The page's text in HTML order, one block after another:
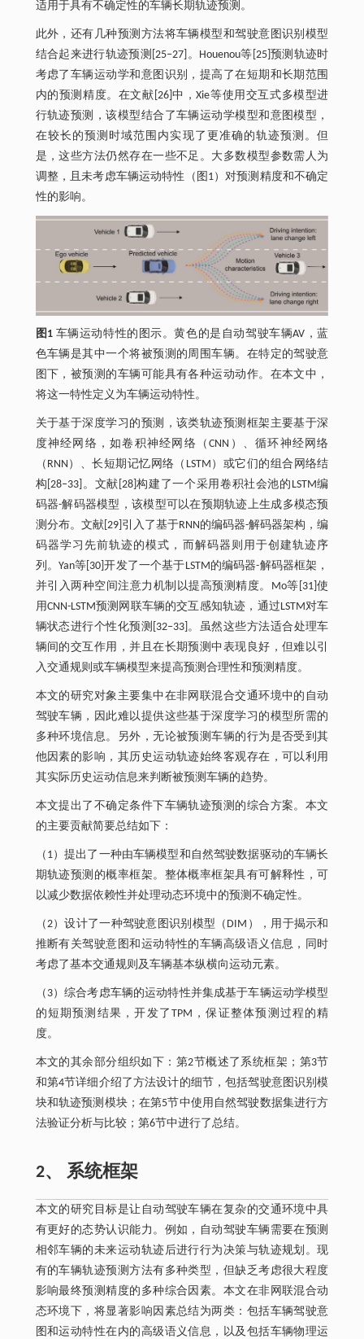
适用于具有不确定性的车辆长期轨迹预测。
此外，还有几种预测方法将车辆模型和驾驶意图识别模型
结合起来进行轨迹预测[25‒27]。Houenou等[25]预测轨迹时
考虑了车辆运动学和意图识别，提高了在短期和长期范围
内的预测精度。在文献[26]中，Xie等使用交互式多模型进
行轨迹预测，该模型结合了车辆运动学模型和意图模型，
在较长的预测时域范围内实现了更准确的轨迹预测。但
是，这些方法仍然存在一些不足。大多数模型参数需人为
调整，且未考虑车辆运动特性（图1）对预测精度和不确定
性的影响。
图1 车辆运动特性的图示。黄色的是自动驾驶车辆AV，蓝
色车辆是其中一个将被预测的周围车辆。在特定的驾驶意
图下，被预测的车辆可能具有各种运动动作。在本文中，
将这一特性定义为车辆运动特性。
关于基于深度学习的预测，该类轨迹预测框架主要基于深
度神经网络，如卷积神经网络（CNN）、循环神经网络
（RNN）、长短期记忆网络（LSTM）或它们的组合网络结
构[28‒33]。文献[28]构建了一个采用卷积社会池的LSTM编
码器-解码器模型，该模型可以在预期轨迹上生成多模态预
测分布。文献[29]引入了基于RNN的编码器-解码器架构，编
码器学习先前轨迹的模式，而解码器则用于创建轨迹序
列。Yan等[30]开发了一个基于LSTM的编码器-解码器框架，
并引入两种空间注意力机制以提高预测精度。Mo等[31]使
用CNN-LSTM预测网联车辆的交互感知轨迹，通过LSTM对车
辆状态进行个性化预测[32‒33]。虽然这些方法适合处理车
辆间的交互作用，并且在长期预测中表现良好，但难以引
入交通规则或车辆模型来提高预测合理性和预测精度。
本文的研究对象主要集中在非网联混合交通环境中的自动
驾驶车辆，因此难以提供这些基于深度学习的模型所需的
多种环境信息。另外，无论被预测车辆的行为是否受到其
他因素的影响，其历史运动轨迹始终客观存在，可以利用
其实际历史运动信息来判断被预测车辆的趋势。
本文提出了不确定条件下车辆轨迹预测的综合方案。本文
的主要贡献简要总结如下：
（1）提出了一种由车辆模型和自然驾驶数据驱动的车辆长
期轨迹预测的概率框架。整体概率框架具有可解释性，可
以减少数据依赖性并处理动态环境中的预测不确定性。
（2）设计了一种驾驶意图识别模型（DIM），用于揭示和
推断有关驾驶意图和运动特性的车辆高级语义信息，同时
考虑了基本交通规则及车辆基本纵横向运动元素。
（3）综合考虑车辆的运动特性并集成基于车辆运动学模型
的短期预测结果，开发了TPM，保证整体预测过程的精
度。
本文的其余部分组织如下：第2节概述了系统框架；第3节
和第4节详细介绍了方法设计的细节，包括驾驶意图识别模
块和轨迹预测模块；在第5节中使用自然驾驶数据集进行方
法验证分析与比较；第6节中进行了总结。
2、 系统框架
本文的研究目标是让自动驾驶车辆在复杂的交通环境中具
有更好的态势认识能力。例如，自动驾驶车辆需要在预测
相邻车辆的未来运动轨迹后进行行为决策与轨迹规划。现
有的车辆轨迹预测方法有多种类型，但缺乏考虑很大程度
影响最终预测精度的多种综合因素。本文在非网联混合动
态环境下，将显著影响因素总结为两类：包括车辆驾驶意
图和运动特性在内的高级语义信息，以及包括车辆物理运